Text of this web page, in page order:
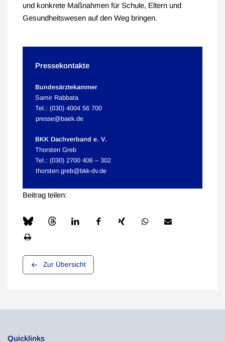
und konkrete Maßnahmen für Schule, Eltern und
Gesundheitswesen auf den Weg bringen.
Pressekontakte
Bundesärztekammer
Samir Rabbata
Tel.: (030) 4004 56 700
presse@baek.de
BKK Dachverband e. V.
Thorsten Greb
Tel.: (030) 2700 406 – 302
thorsten.greb@bkk-dv.de
Beitrag teilen:
Zur Übersicht
Quicklinks